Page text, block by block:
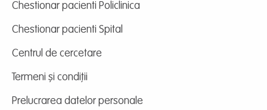
Chestionar pacienti Policlinica
Chestionar pacienti Spital
Centrul de cercetare
Termeni și condiții
Prelucrarea datelor personale